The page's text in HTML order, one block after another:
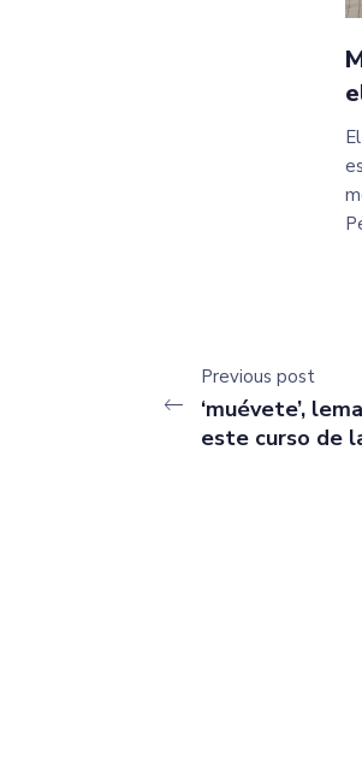
Previous post
‘muévete’,
este curso de